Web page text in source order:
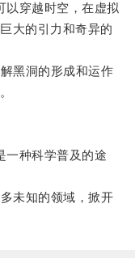
穿越时空，在虚拟
大的引力和奇异的
黑洞的形成和运作
种科学普及的途
未知的领域，掀开